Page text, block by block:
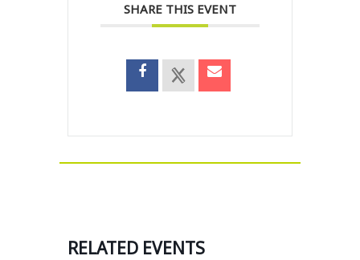
SHARE THIS EVENT
RELATED EVENTS